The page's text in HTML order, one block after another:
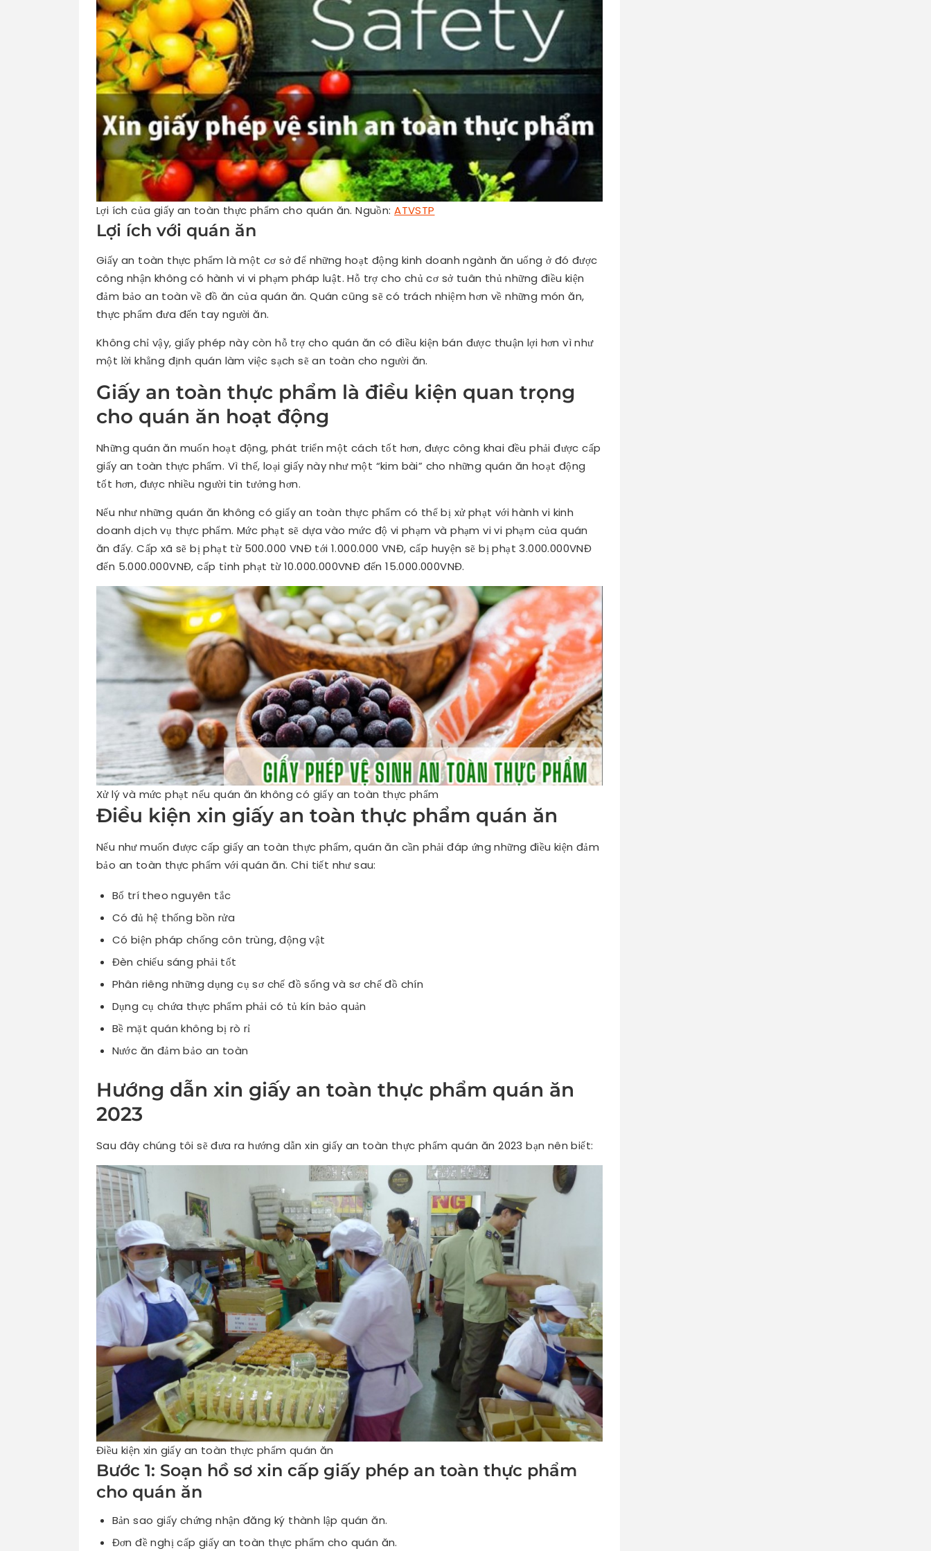
Lợi ích của giấy an toàn thực phẩm cho quán ăn. Nguồn:ATVSTP
Lợi ích với quán ăn
Giấy an toàn thực phẩm là một cơ sở để những hoạt động kinh doanh ngành ăn uống ở đó được
công nhận không có hành vi vi phạm pháp luật. Hỗ trợ cho chủ cơ sở tuân thủ những điều kiện
đảm bảo an toàn về đồ ăn của quán ăn. Quán cũng sẽ có trách nhiệm hơn về những món ăn,
thực phẩm đưa đến tay người ăn.
Không chỉ vậy, giấy phép này còn hỗ trợ cho quán ăn có điều kiện bán được thuận lợi hơn vì như
một lời khẳng định quán làm việc sạch sẽ an toàn cho người ăn.
Giấy an toàn thực phẩm là điều kiện quan trọng
cho quán ăn hoạt động
Những quán ăn muốn hoạt động, phát triển một cách tốt hơn, được công khai đều phải được cấp
giấy an toàn thực phẩm. Vì thế, loại giấy này như một “kim bài” cho những quán ăn hoạt động
tốt hơn, được nhiều người tin tưởng hơn.
Nếu như những quán ăn không có giấy an toàn thực phẩm có thể bị xử phạt với hành vi kinh
doanh dịch vụ thực phẩm. Mức phạt sẽ dựa vào mức độ vi phạm và phạm vi vi phạm của quán
ăn đấy. Cấp xã sẽ bị phạt từ 500.000 VNĐ tới 1.000.000 VNĐ, cấp huyện sẽ bị phạt 3.000.000VNĐ
đến 5.000.000VNĐ, cấp tỉnh phạt từ 10.000.000VNĐ đến 15.000.000VNĐ.
Xử lý và mức phạt nếu quán ăn không có giấy an toàn thực phẩm
Điều kiện xin giấy an toàn thực phẩm quán ăn
Nếu như muốn được cấp giấy an toàn thực phẩm, quán ăn cần phải đáp ứng những điều kiện đảm
bảo an toàn thực phẩm với quán ăn. Chi tiết như sau:
Bố trí theo nguyên tắc
Có đủ hệ thống bồn rửa
Có biện pháp chống côn trùng, động vật
Đèn chiếu sáng phải tốt
Phân riêng những dụng cụ sơ chế đồ sống và sơ chế đồ chín
Dụng cụ chứa thực phẩm phải có tủ kín bảo quản
Bề mặt quán không bị rò rỉ
Nước ăn đảm bảo an toàn
Hướng dẫn xin giấy an toàn thực phẩm quán ăn
2023
Sau đây chúng tôi sẽ đưa ra hướng dẫn xin giấy an toàn thực phẩm quán ăn 2023 bạn nên biết:
Điều kiện xin giấy an toàn thực phẩm quán ăn
Bước 1: Soạn hồ sơ xin cấp giấy phép an toàn thực phẩm
cho quán ăn
Bản sao giấy chứng nhận đăng ký thành lập quán ăn.
Đơn đề nghị cấp giấy an toàn thực phẩm cho quán ăn.